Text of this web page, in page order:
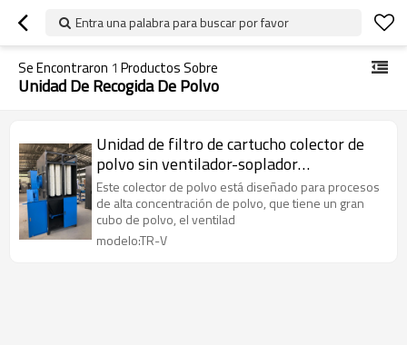
Entra una palabra para buscar por favor
Se Encontraron 1 Productos Sobre
Unidad De Recogida De Polvo
Unidad de filtro de cartucho colector de
polvo sin ventilador-soplador
Configuración individual
Este colector de polvo está diseñado para procesos
de alta concentración de polvo, que tiene un gran
cubo de polvo, el ventilad
modelo:TR-V